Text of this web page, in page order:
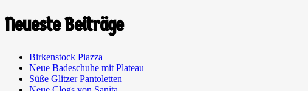
Neueste Beiträge
Birkenstock Piazza
Neue Badeschuhe mit Plateau
Süße Glitzer Pantoletten